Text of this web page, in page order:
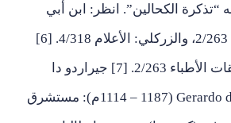
“تذكرة الكحالين”. انظر: ابن أبي
أصيبعة: عيون الأنباء 2/263، والزركلي: الأعلام 4/318. [6]
ابن أبي أصيبعة: طبقات الأطباء 2/263. [7] جيراردو دا
كريمونا Gerardo da Cremona (1114 – 1187م): مستشرق